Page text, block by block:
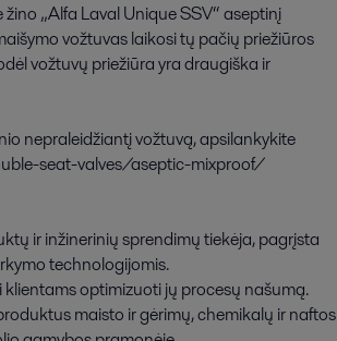
„Alfa Laval Unique SSV“ aseptinį
vožtuvas laikosi tų pačių priežiūros
vožtuvų priežiūra yra draugiška ir
nepraleidžiantį vožtuvą, apsilankykite
seat-valves/aseptic-mixproof/
ir inžinerinių sprendimų tiekėja, pagrįsta
technologijomis.
optimizuoti jų procesų našumą.
maisto ir gėrimų, chemikalų ir naftos